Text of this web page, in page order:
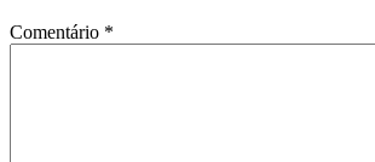
Comentário *